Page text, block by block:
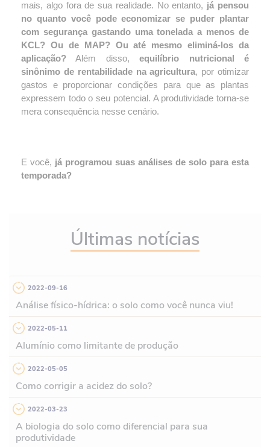
mais, algo fora de sua realidade. No entanto, já pensou
no quanto você pode economizar se puder plantar
com segurança gastando uma tonelada a menos de
KCL? Ou de MAP? Ou até mesmo eliminá-los da
aplicação? Além disso, equilíbrio nutricional é
sinônimo de rentabilidade na agricultura, por otimizar
gastos e proporcionar condições para que as plantas
expressem todo o seu potencial. A produtividade torna-se
mera consequência nesse cenário.
E você, já programou suas análises de solo para esta
temporada?
Últimas notícias
2022-09-16
Análise físico-hídrica: o solo como você nunca viu!
2022-05-11
Alumínio como limitante de produção
2022-05-05
Como corrigir a acidez do solo?
2022-03-23
A biologia do solo como diferencial para sua
produtividade